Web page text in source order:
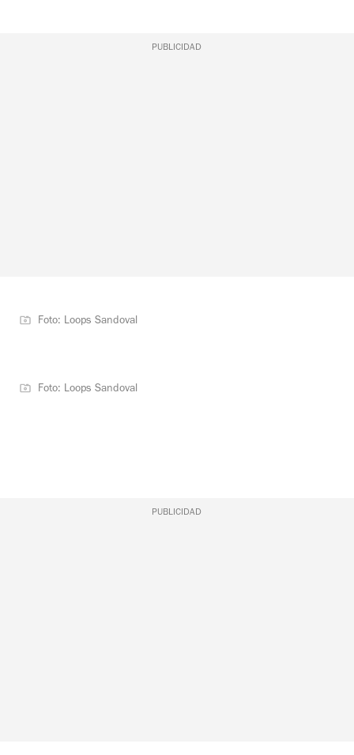
PUBLICIDAD
Foto: Loops Sandoval
Foto: Loops Sandoval
PUBLICIDAD